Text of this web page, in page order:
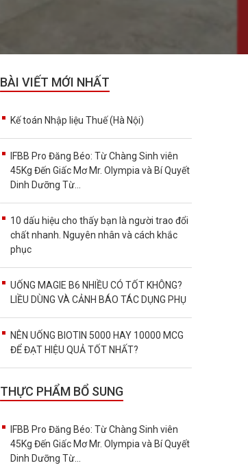
BÀI VIẾT MỚI NHẤT
Kế toán Nhập liệu Thuế (Hà Nội)
IFBB Pro Đăng Béo: Từ Chàng Sinh viên
45Kg Đến Giấc Mơ Mr. Olympia và Bí Quyết
Dinh Dưỡng Từ...
10 dấu hiệu cho thấy bạn là người trao đổi
chất nhanh. Nguyên nhân và cách khắc
phục
UỐNG MAGIE B6 NHIỀU CÓ TỐT KHÔNG?
LIỀU DÙNG VÀ CẢNH BÁO TÁC DỤNG PHỤ
NÊN UỐNG BIOTIN 5000 HAY 10000 MCG
ĐỂ ĐẠT HIỆU QUẢ TỐT NHẤT?
THỰC PHẨM BỔ SUNG
IFBB Pro Đăng Béo: Từ Chàng Sinh viên
45Kg Đến Giấc Mơ Mr. Olympia và Bí Quyết
Dinh Dưỡng Từ...